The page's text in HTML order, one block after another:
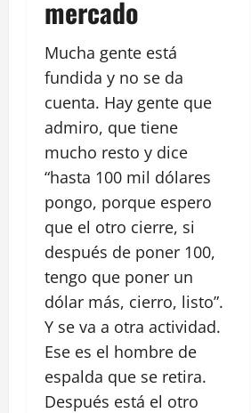
mercado
Mucha gente está
fundida y no se da
cuenta. Hay gente que
admiro, que tiene
mucho resto y dice
“hasta 100 mil dólares
pongo, porque espero
que el otro cierre, si
después de poner 100,
tengo que poner un
dólar más, cierro, listo”.
Y se va a otra actividad.
Ese es el hombre de
espalda que se retira.
Después está el otro